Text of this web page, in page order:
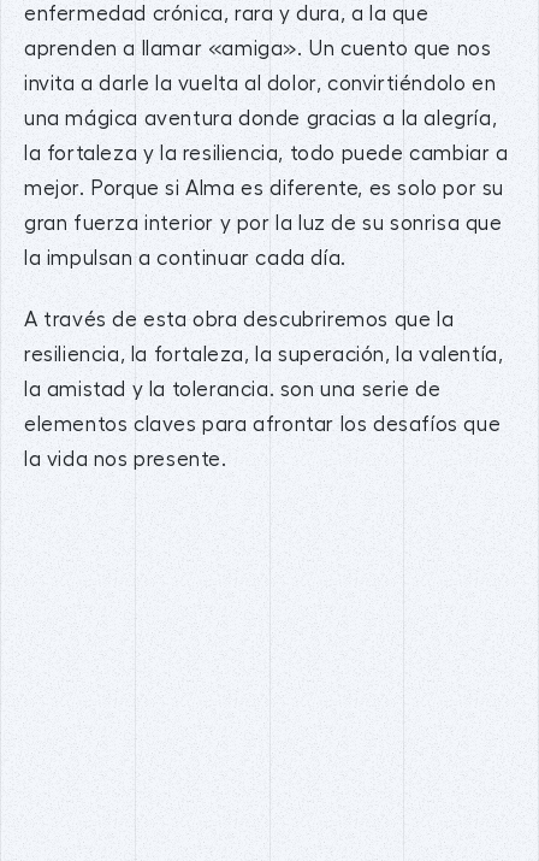
enfermedad crónica, rara y dura, a la que
aprenden a llamar «amiga». Un cuento que nos
invita a darle la vuelta al dolor, convirtiéndolo en
una mágica aventura donde gracias a la alegría,
la fortaleza y la resiliencia, todo puede cambiar a
mejor. Porque si Alma es diferente, es solo por su
gran fuerza interior y por la luz de su sonrisa que
la impulsan a continuar cada día.
A través de esta obra descubriremos que la
resiliencia, la fortaleza, la superación, la valentía,
la amistad y la tolerancia. son una serie de
elementos claves para afrontar los desafíos que
la vida nos presente.